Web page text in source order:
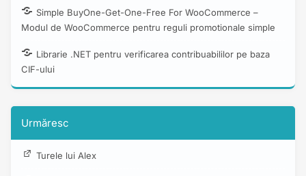
Simple BuyOne-Get-One-Free For WooCommerce –
Modul de WooCommerce pentru reguli promotionale simple
Librarie .NET pentru verificarea contribuabililor pe baza
CIF-ului
Urmăresc
Turele lui Alex